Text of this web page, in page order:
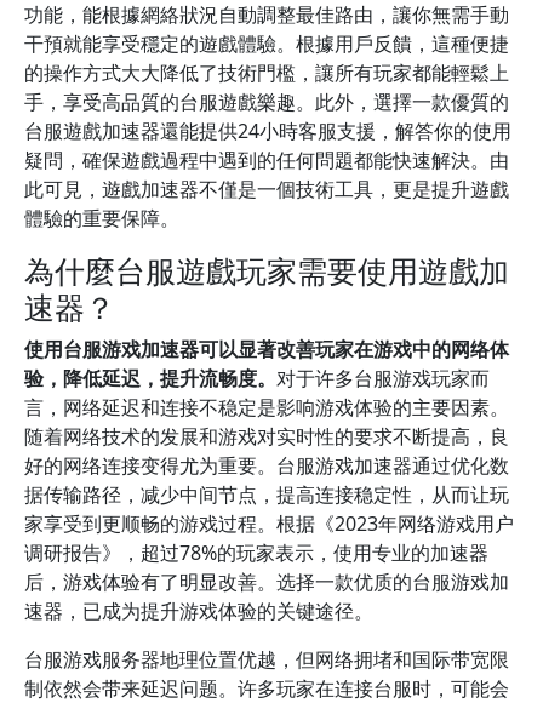
功能，能根據網絡狀況自動調整最佳路由，讓你無需手動
干預就能享受穩定的遊戲體驗。根據用戶反饋，這種便捷
的操作方式大大降低了技術門檻，讓所有玩家都能輕鬆上
手，享受高品質的台服遊戲樂趣。此外，選擇一款優質的
台服遊戲加速器還能提供24小時客服支援，解答你的使用
疑問，確保遊戲過程中遇到的任何問題都能快速解決。由
此可見，遊戲加速器不僅是一個技術工具，更是提升遊戲
體驗的重要保障。
為什麼台服遊戲玩家需要使用遊戲加
速器？
使用台服游戏加速器可以显著改善玩家在游戏中的网络体
验，降低延迟，提升流畅度。 对于许多台服游戏玩家而
言，网络延迟和连接不稳定是影响游戏体验的主要因素。
随着网络技术的发展和游戏对实时性的要求不断提高，良
好的网络连接变得尤为重要。台服游戏加速器通过优化数
据传输路径，减少中间节点，提高连接稳定性，从而让玩
家享受到更顺畅的游戏过程。根据《2023年网络游戏用户
调研报告》，超过78%的玩家表示，使用专业的加速器
后，游戏体验有了明显改善。选择一款优质的台服游戏加
速器，已成为提升游戏体验的关键途径。
台服游戏服务器地理位置优越，但网络拥堵和国际带宽限
制依然会带来延迟问题。许多玩家在连接台服时，可能会